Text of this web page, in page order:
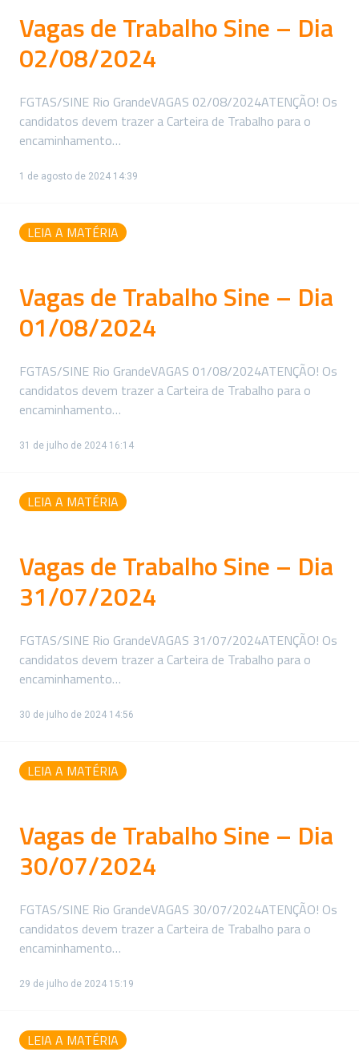
Vagas de Trabalho Sine – Dia
02/08/2024
FGTAS/SINE Rio GrandeVAGAS 02/08/2024ATENÇÃO! Os
candidatos devem trazer a Carteira de Trabalho para o
encaminhamento…
1 de agosto de 2024 14:39
LEIA A MATÉRIA
Vagas de Trabalho Sine – Dia
01/08/2024
FGTAS/SINE Rio GrandeVAGAS 01/08/2024ATENÇÃO! Os
candidatos devem trazer a Carteira de Trabalho para o
encaminhamento…
31 de julho de 2024 16:14
LEIA A MATÉRIA
Vagas de Trabalho Sine – Dia
31/07/2024
FGTAS/SINE Rio GrandeVAGAS 31/07/2024ATENÇÃO! Os
candidatos devem trazer a Carteira de Trabalho para o
encaminhamento…
30 de julho de 2024 14:56
LEIA A MATÉRIA
Vagas de Trabalho Sine – Dia
30/07/2024
FGTAS/SINE Rio GrandeVAGAS 30/07/2024ATENÇÃO! Os
candidatos devem trazer a Carteira de Trabalho para o
encaminhamento…
29 de julho de 2024 15:19
LEIA A MATÉRIA